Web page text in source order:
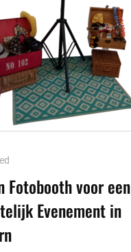
Fotobooth voor een
Evenement in